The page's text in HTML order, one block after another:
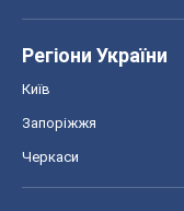
Регіони України
Київ
Запоріжжя
Черкаси